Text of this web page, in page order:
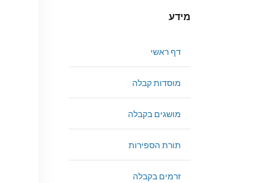
מידע
דף ראשי
מוסדות קבלה
מושגים בקבלה
תורת הספירות
זרמים בקבלה